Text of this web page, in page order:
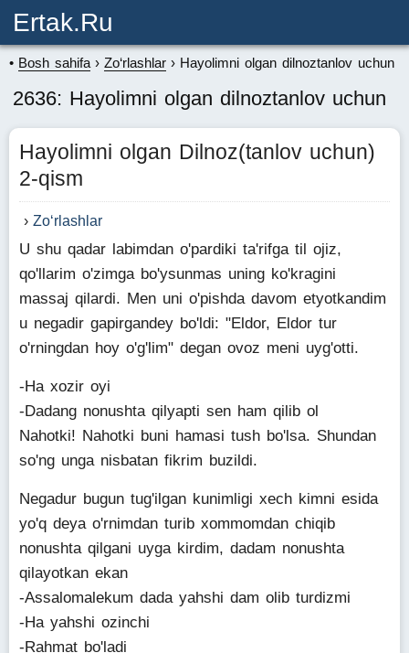
Ertak.ru
Bosh sahifa Zo‘rlashlar Hayolimni olgan dilnoztanlov uchun
2636: Hayolimni olgan dilnoztanlov uchun
Hayolimni olgan Dilnoz(tanlov uchun)
2-qism
Zo‘rlashlar
U shu qadar labimdan o'pardiki ta'rifga til ojiz,
qo'llarim o'zimga bo'ysunmas uning ko'kragini
massaj qilardi. Men uni o'pishda davom etyotkandim
u negadir gapirgandey bo'ldi: "Eldor, Eldor tur
o'rningdan hoy o'g'lim" degan ovoz meni uyg'otti.
-Ha xozir oyi
-Dadang nonushta qilyapti sen ham qilib ol
Nahotki! Nahotki buni hamasi tush bo'lsa. Shundan
so'ng unga nisbatan fikrim buzildi.
Negadur bugun tug'ilgan kunimligi xech kimni esida
yo'q deya o'rnimdan turib xommomdan chiqib
nonushta qilgani uyga kirdim, dadam nonushta
qilayotkan ekan
-Assalomalekum dada yahshi dam olib turdizmi
-Ha yahshi ozinchi
-Rahmat bo'ladi